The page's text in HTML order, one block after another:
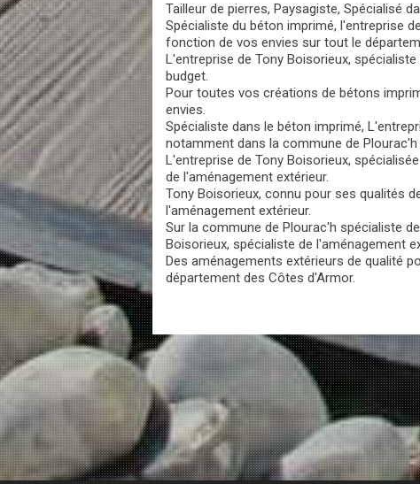
Tailleur de pierres, Paysagiste, Spécialisé
Spécialiste du béton imprimé, l'entreprise
fonction de vos envies sur tout le
L'entreprise de Tony Boisorieux,
budget.
Pour toutes vos créations de bétons
envies.
Spécialiste dans le béton imprimé,
notamment dans la commune de
L'entreprise de Tony Boisorieux,
de l'aménagement extérieur.
Tony Boisorieux, connu pour ses qualités
l'aménagement extérieur.
Sur la commune de Plourac'h spécialiste
Boisorieux, spécialiste de l'aménagement
Des aménagements extérieurs de qualité
département des Côtes d'Armor.